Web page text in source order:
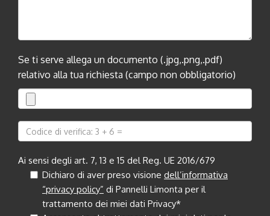
Se ti serve allega un documento (.jpg,.png,.pdf)
relativo alla tua richiesta (campo non obbligatorio)
Ai sensi degli art. 7, 13 e 15 del Reg. UE 2016/679
Dichiaro di aver preso visione dell’informativa
“privacy policy” di Pannelli Limonta per il
trattamento dei miei dati Privacy*